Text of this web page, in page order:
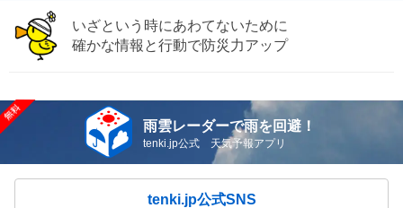
いざという時にあわてないために
確かな情報と行動で防災力アップ
雨雲レーダーで雨を回避！
tenki.jp公式 天気予報アプリ
tenki.jp公式SNS